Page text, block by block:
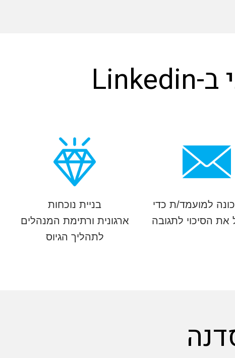
למועמד/ת כדי
את הסיכוי לתגובה
בניית נוכחות
ארגונית ורתימת המנהלים
לתהליך הגיוס